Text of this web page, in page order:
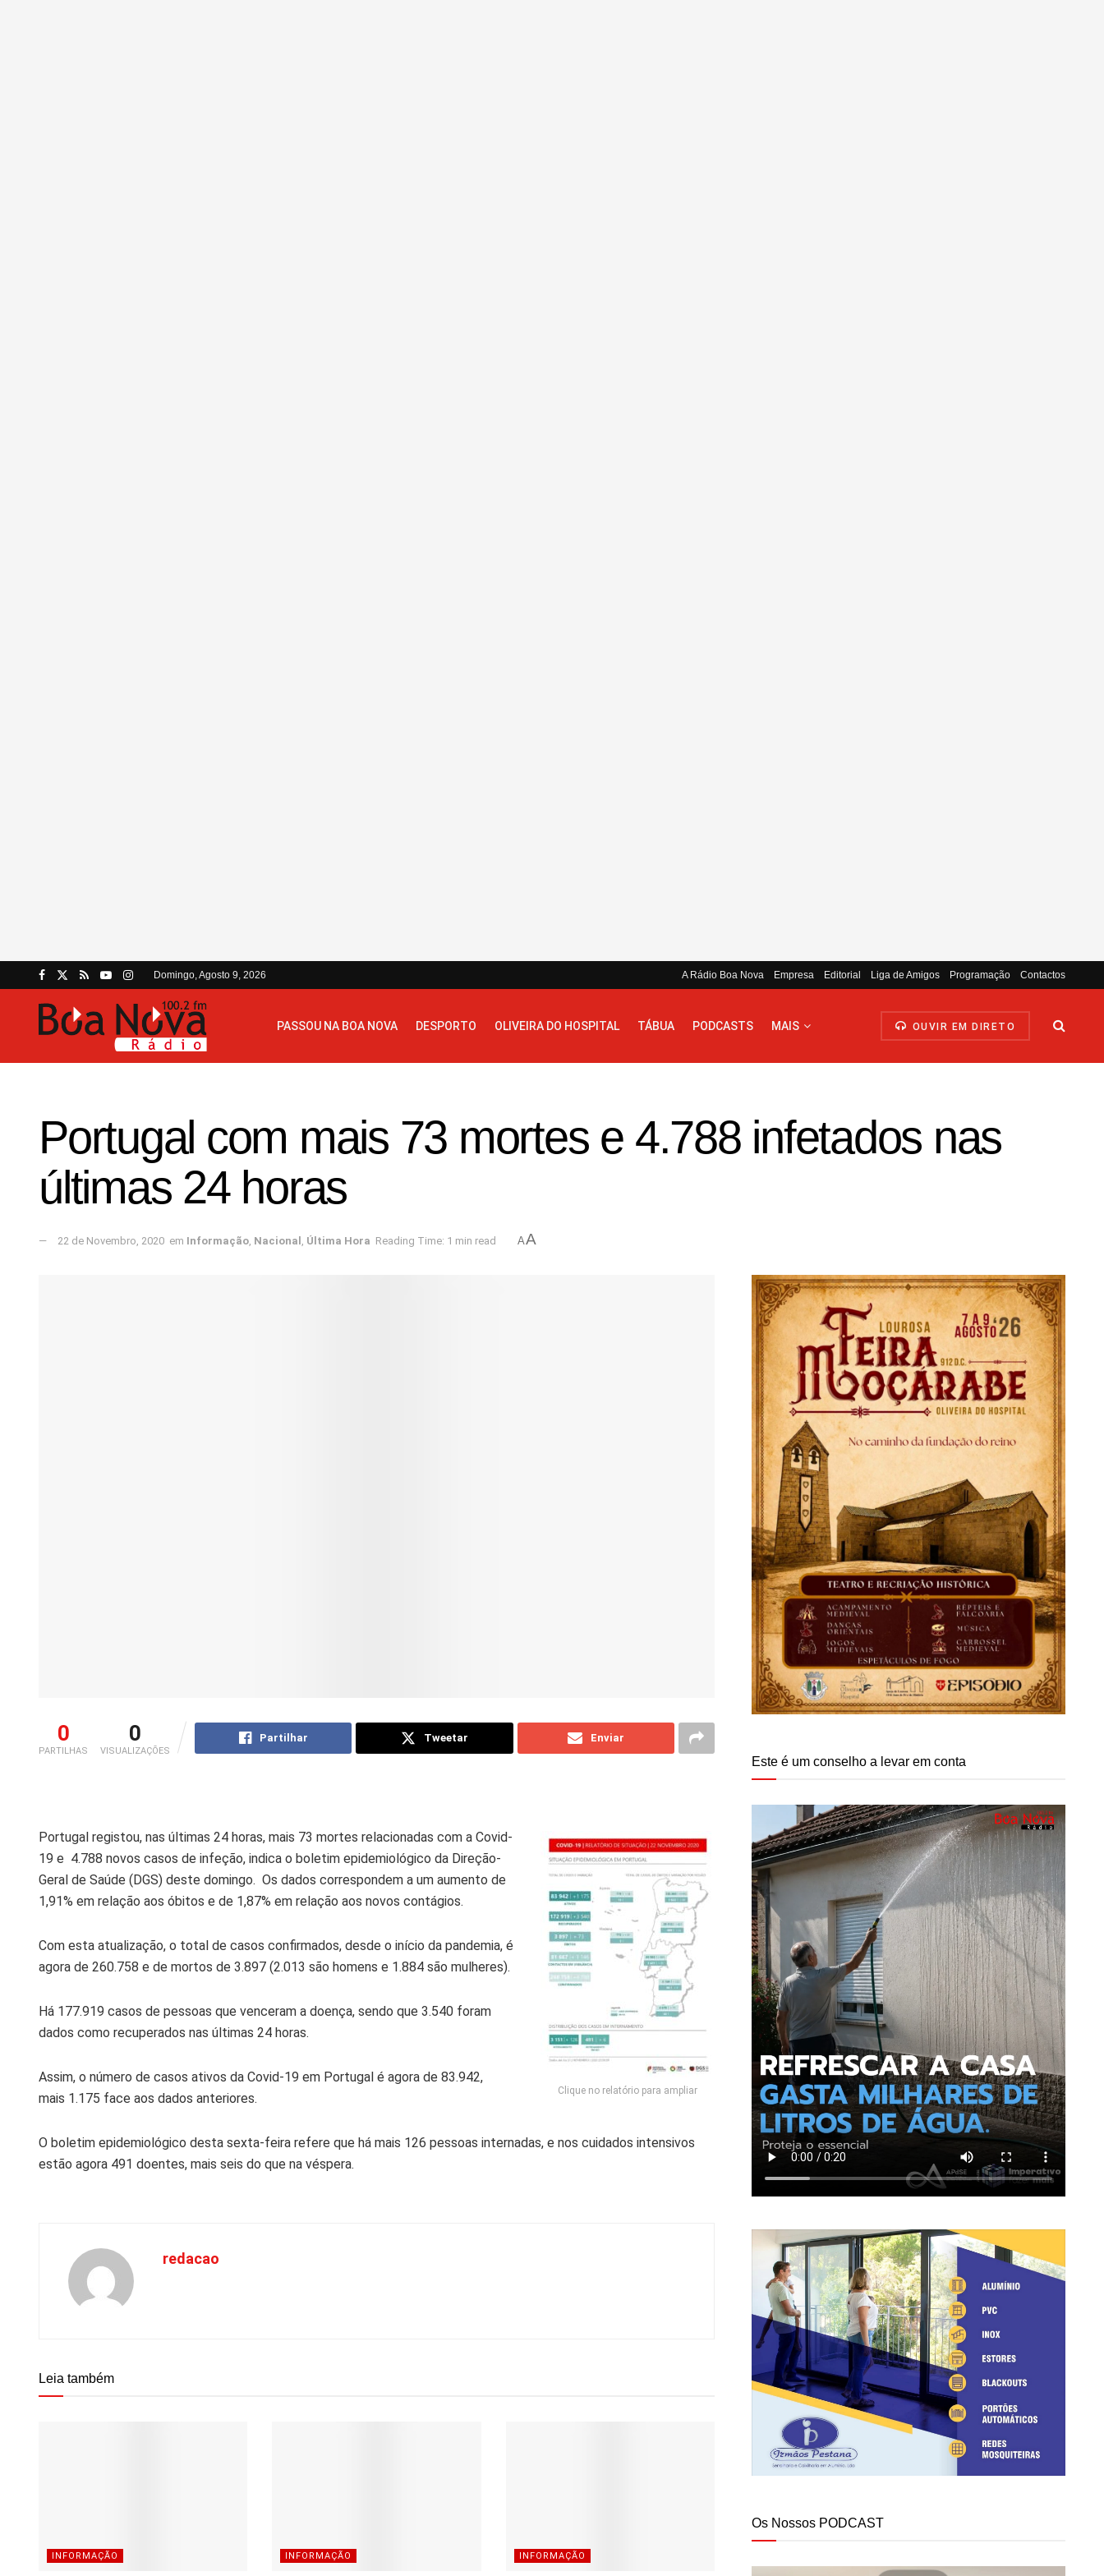
Domingo, Agosto 9, 2026 A Rádio Boa Nova Empresa Editorial Liga de Amigos Programação Contactos
PASSOU NA BOA NOVA DESPORTO OLIVEIRA DO HOSPITAL TÁBUA PODCASTS MAIS OUVIR EM DIRETO
Portugal com mais 73 mortes e 4.788 infetados nas
últimas 24 horas
22 de Novembro, 2020 em Informação, Nacional , Última Hora Reading Time: 1 min read AA
0
PARTILHAS
0
VISUALIZAÇÕES
Partilhar Tweetar Enviar
Clique no relatório para ampliar
Portugal registou, nas últimas 24 horas, mais 73 mortes relacionadas com a Covid-
19 e 4.788 novos casos de infeção, indica o boletim epidemiológico da Direção-
Geral de Saúde (DGS) deste domingo. Os dados correspondem a um aumento de
1,91% em relação aos óbitos e de 1,87% em relação aos novos contágios.
Com esta atualização, o total de casos confirmados, desde o início da pandemia, é
agora de 260.758 e de mortos de 3.897 (2.013 são homens e 1.884 são mulheres).
Há 177.919 casos de pessoas que venceram a doença, sendo que 3.540 foram
dados como recuperados nas últimas 24 horas.
Assim, o número de casos ativos da Covid-19 em Portugal é agora de 83.942,
mais 1.175 face aos dados anteriores.
O boletim epidemiológico desta sexta-feira refere que há mais 126 pessoas internadas, e nos cuidados intensivos
estão agora 491 doentes, mais seis do que na véspera.
redacao
Leia também
INFORMAÇÃO INFORMAÇÃO INFORMAÇÃO
Este é um conselho a levar em conta
Os Nossos PODCAST